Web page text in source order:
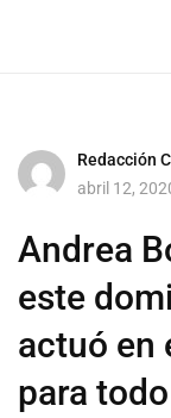
Redacción
abril 12,
Andrea
este
actuó en
para